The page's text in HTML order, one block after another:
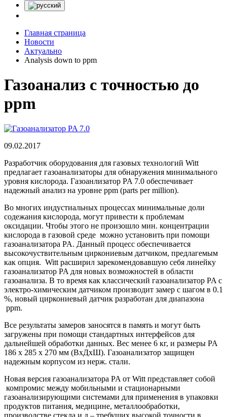
Главная страница
Новости
Актуально
Analysis down to ppm
Газоанализ с точностью до
ppm
09.02.2017
Разработчик оборудования для газовых технологий Witt
предлагает газоанализаторы для обнаружения минимального
уровня кислорода. Газоанлизатор PA 7.0 обеспечивает
надежный анализ на уровне ppm (parts per million).
Во многих индустиальных процессах минимальные доли
содежания кислорода, могут привести к проблемам
оксидации. Чтобы этого не произошло мин. концентрации
кислорода в газовой среде можно установить при помощи
газоанализатора PA. Данный процесс обеспечивается
высокочуствительным циркониевым датчиком, предлагемым
как опция. Witt расширил зарекомендовавшую себя линейку
газоанализатор PA для новых возможностей в области
газоанализа. В то время как классический газоанализатор PA с
электро-химическим датчиком производит замер с шагом в 0.1
%, новый циркониевый датчик разработан для диапазона
ppm.
Все результаты замеров заносятся в память и могут быть
загружены при помощи стандартных интерфейсов для
дальнейшей обработки данных. Вес менее 6 кг, и размеры PA
186 x 285 x 270 мм (ВxДxШ). Газоанализатор защищен
надежным корпусом из нерж. стали.
Новая версия газоанализатора PA от Witt представляет собой
компромис между мобильными и стационарными
газоанализирующими системами для применения в упаковки
продуктов питания, медицине, металлообработки,
производстве стекла и.д – требущих высокой точности в